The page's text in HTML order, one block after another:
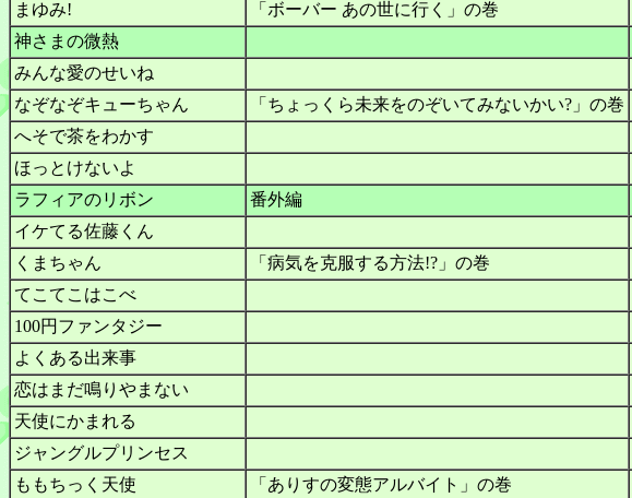
まゆみ!
「ボーバー あの世に行く」の巻
神さまの微熱
みんな愛のせいね
なぞなぞキューちゃん
「ちょっくら未来をのぞいてみないかい?」の巻
へそで茶をわかす
ほっとけないよ
ラフィアのリボン
番外編
イケてる佐藤くん
くまちゃん
「病気を克服する方法!?」の巻
てこてこはこべ
100円ファンタジー
よくある出来事
恋はまだ鳴りやまない
天使にかまれる
ジャングルプリンセス
ももちっく天使
「ありすの変態アルバイト」の巻